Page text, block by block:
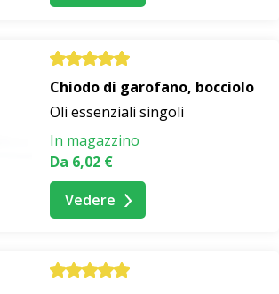
Chiodo di garofano, bocciolo
Oli essenziali singoli
In magazzino
Da 6,02 €
Vedere